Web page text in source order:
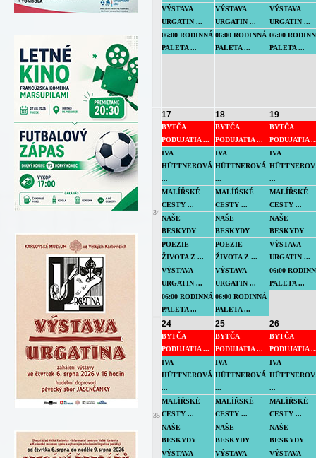
VÝSTAVA
URGATIN ...
06:00 RODINNÁ
PALETA ...
VÝSTAVA
URGATIN ...
06:00 RODINNÁ
PALETA ...
VÝSTAVA
URGATIN ...
06:00
PALETA ...
34
17
BYTČA
PODUJATIA ...
IVA
HÜTTNEROVÁ
...
MALÍŘSKÉ
CESTY ...
NAŠE
BESKYDY
POEZIE
ŽIVOTA Z ...
VÝSTAVA
URGATIN ...
06:00 RODINNÁ
PALETA ...
18
BYTČA
PODUJATIA ...
IVA
HÜTTNEROVÁ
...
MALÍŘSKÉ
CESTY ...
NAŠE
BESKYDY
POEZIE
ŽIVOTA Z ...
VÝSTAVA
URGATIN ...
06:00 RODINNÁ
PALETA ...
19
BYTČA
PODUJATIA
IVA
...
MALÍŘSKÉ
CESTY ...
NAŠE
BESKYDY
VÝSTAVA
URGATIN ...
06:00
PALETA ...
35
24
BYTČA
PODUJATIA ...
IVA
HÜTTNEROVÁ
...
MALÍŘSKÉ
CESTY ...
NAŠE
BESKYDY
VÝSTAVA
25
BYTČA
PODUJATIA ...
IVA
HÜTTNEROVÁ
...
MALÍŘSKÉ
CESTY ...
NAŠE
BESKYDY
VÝSTAVA
26
BYTČA
PODUJATIA
IVA
...
MALÍŘSKÉ
CESTY ...
NAŠE
BESKYDY
VÝSTAVA